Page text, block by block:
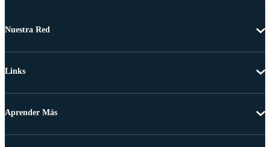
Nuestra Red
Links
Aprender Más